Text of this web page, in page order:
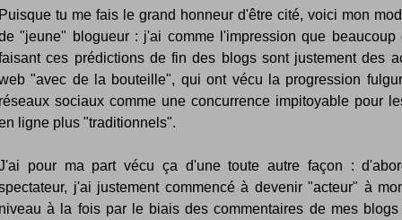
tu me fais le grand honneur d'être cité, voici mon
"jeune" blogueur : j'ai comme l'impression que beaucoup
ces prédictions de fin des blogs sont justement des
"avec de la bouteille", qui ont vécu la progression
sociaux comme une concurrence impitoyable pour
ligne plus "traditionnels".
pour ma part vécu ça d'une toute autre façon :
j'ai justement commencé à devenir "acteur" à
à la fois par le biais des commentaires de mes blogs